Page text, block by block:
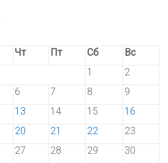
Чт Пт Сб
Вс
1
2
6 7 8
9
13 14 15
16
20 21 22
23
27 28 29
30